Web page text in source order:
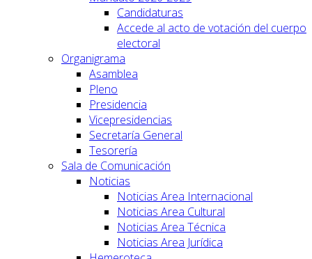
Candidaturas
Accede al acto de votación del cuerpo
electoral
Organigrama
Asamblea
Pleno
Presidencia
Vicepresidencias
Secretaría General
Tesorería
Sala de Comunicación
Noticias
Noticias Area Internacional
Noticias Area Cultural
Noticias Area Técnica
Noticias Area Jurídica